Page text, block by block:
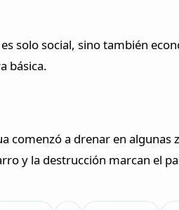
solo social, sino también
básica.
comenzó a drenar en
y la destrucción marcan el